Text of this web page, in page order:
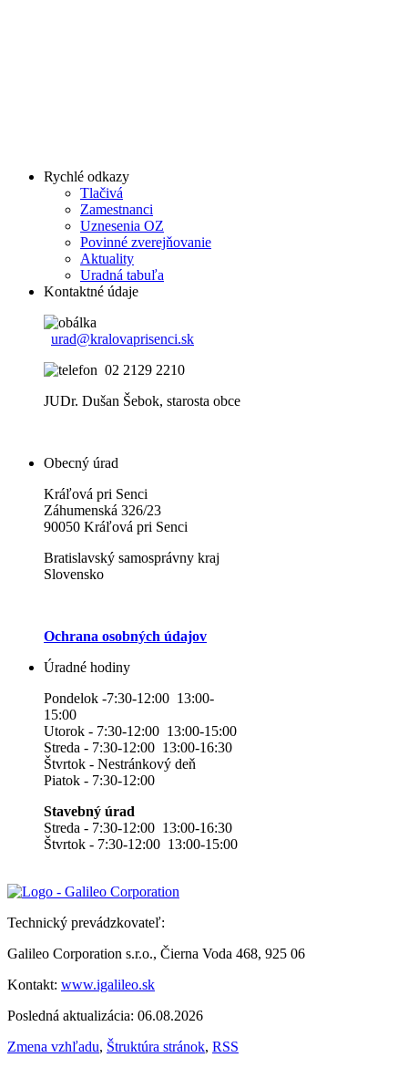
Rychlé odkazy
Tlačivá
Zamestnanci
Uznesenia OZ
Povinné zverejňovanie
Aktuality
Uradná tabuľa
Kontaktné údaje
urad@kralovaprisenci.sk
02 2129 2210
JUDr. Dušan Šebok, starosta obce
Obecný úrad
Kráľová pri Senci
Záhumenská 326/23
90050 Kráľová pri Senci
Bratislavský samosprávny kraj
Slovensko
Ochrana osobných údajov
Úradné hodiny
Pondelok -7:30-12:00 13:00-
15:00
Utorok - 7:30-12:00 13:00-15:00
Streda - 7:30-12:00 13:00-16:30
Štvrtok - Nestránkový deň
Piatok - 7:30-12:00
Stavebný úrad
Streda - 7:30-12:00 13:00-16:30
Štvrtok - 7:30-12:00 13:00-15:00
Technický prevádzkovateľ:
Galileo Corporation s.r.o., Čierna Voda 468, 925 06
Kontakt: www.igalileo.sk
Posledná aktualizácia: 06.08.2026
Zmena vzhľadu, Štruktúra stránok, RSS